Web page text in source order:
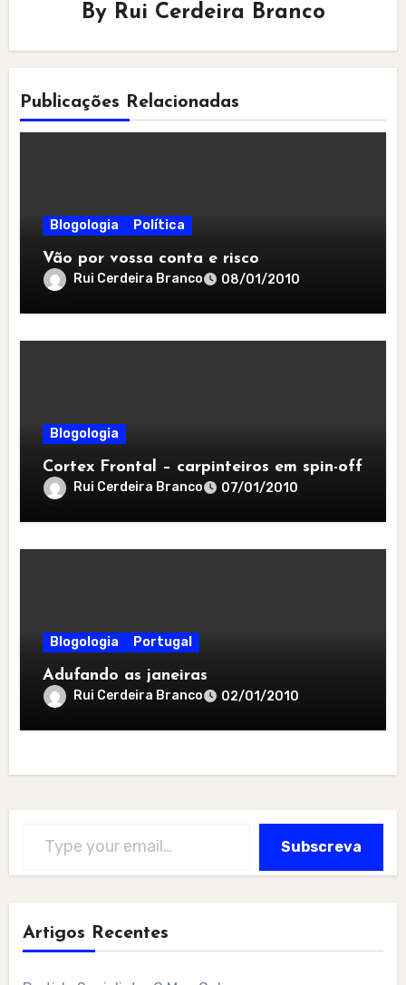
By Rui Cerdeira Branco
Publicações Relacionadas
Blogologia Política
Vão por vossa conta e risco
Rui Cerdeira Branco 08/01/2010
Blogologia
Cortex Frontal – carpinteiros em spin-off
Rui Cerdeira Branco 07/01/2010
Blogologia Portugal
Adufando as janeiras
Rui Cerdeira Branco 02/01/2010
Subscreva
Artigos Recentes